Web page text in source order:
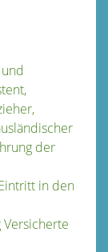
der
in den